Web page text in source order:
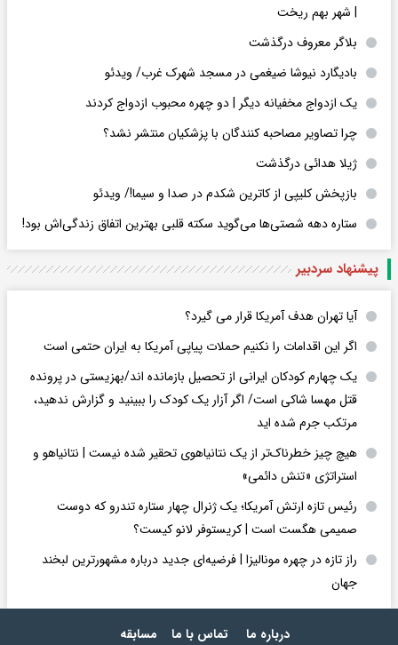
| شهر بهم ریخت
بلاگر معروف درگذشت
بادیگارد نیوشا ضیغمی در مسجد شهرک غرب/ ویدئو
یک ازدواج مخفیانه دیگر | دو چهره محبوب ازدواج کردند
چرا تصاویر مصاحبه کنندگان با پزشکیان منتشر نشد؟
ژیلا هدائی درگذشت
بازپخش کلیپی از کاترین شکدم در صدا و سیما!/ ویدئو
ستاره دهه شصتی‌ها می‌گوید سکته قلبی بهترین اتفاق زندگی‌اش بود!
پیشنهاد سردبیر
آیا تهران هدف آمریکا قرار می گیرد؟
اگر این اقدامات را نکنیم حملات پیاپی آمریکا به ایران حتمی است
یک چهارم کودکان ایرانی از تحصیل بازمانده اند/بهزیستی در پرونده
قتل مهسا شاکی است/ اگر آزار یک کودک را ببینید و گزارش ندهید،
مرتکب جرم شده اید
هیچ چیز خطرناک‌تر از یک نتانیاهوی تحقیر شده نیست | نتانیاهو و
استراتژی «تنش دائمی»
رئیس تازه ارتش آمریکا؛ یک ژنرال چهار ستاره تندرو که دوست
صمیمی هگست است | کریستوفر لانو کیست؟
راز تازه در چهره مونالیزا | فرضیه‌ای جدید درباره مشهورترین لبخند
جهان
درباره ما تماس با ما مسابقه